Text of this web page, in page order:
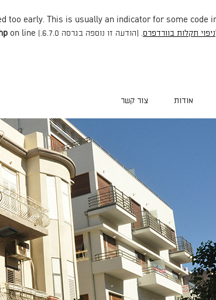
too early. This is usually an indicator for some code
ניפוי תקלות בוורדפרס. (הודעה זו נוספה בגרסה 6.7.0.) in
on line
אודות צור קשר